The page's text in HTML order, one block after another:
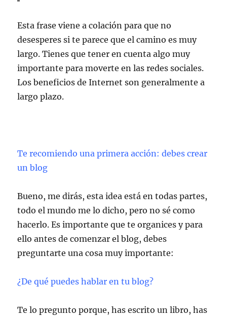
Esta frase viene a colación para que no
desesperes si te parece que el camino es muy
largo. Tienes que tener en cuenta algo muy
importante para moverte en las redes sociales.
Los beneficios de Internet son generalmente a
largo plazo.
Te recomiendo una primera acción: debes crear
un blog
Bueno, me dirás, esta idea está en todas partes,
todo el mundo me lo dicho, pero no sé como
hacerlo. Es importante que te organices y para
ello antes de comenzar el blog, debes
preguntarte una cosa muy importante:
¿De qué puedes hablar en tu blog?
Te lo pregunto porque, has escrito un libro, has